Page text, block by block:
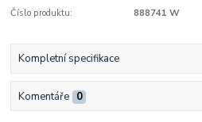
Číslo produktu: 888741 W
Kompletní specifikace
Komentáře 0